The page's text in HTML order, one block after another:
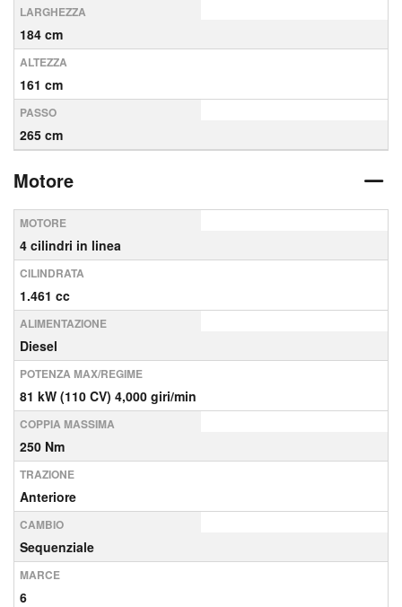
LARGHEZZA
184 cm
ALTEZZA
161 cm
PASSO
265 cm
Motore
MOTORE
4 cilindri in linea
CILINDRATA
1.461 cc
ALIMENTAZIONE
Diesel
POTENZA MAX/REGIME
81 kW (110 CV) 4,000 giri/min
COPPIA MASSIMA
250 Nm
TRAZIONE
Anteriore
CAMBIO
Sequenziale
MARCE
6